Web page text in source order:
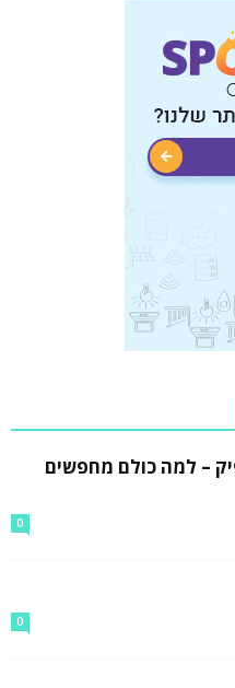
– למה כולם מחפשים
0
0